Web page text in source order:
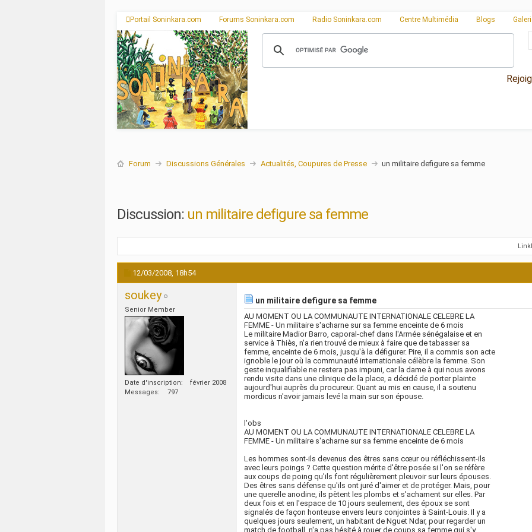
Portail Soninkara.com Forums Soninkara.com Radio Soninkara.com Centre Multimédia Blogs
Forum Discussions Générales Actualités, Coupures de Presse un militaire defigure sa femme
Discussion: un militaire defigure sa femme
12/03/2008, 18h54
soukey
Senior Member
Date d'inscription
février 2008
Messages
797
un militaire defigure sa femme
AU MOMENT OU LA COMMUNAUTE INTERNATIONALE CELEBRE LA
FEMME - Un militaire s'acharne sur sa femme enceinte de 6 mois
Le militaire Madior Barro, caporal-chef dans l'Armée sénégalaise et en
service à Thiès, n'a rien trouvé de mieux à faire que de tabasser sa
femme, enceinte de 6 mois, jusqu'à la défigurer. Pire, il a commis son acte
ignoble le jour où la communauté internationale célèbre la femme. Son
geste inqualifiable ne restera pas impuni, car la dame à qui nous avons
rendu visite dans une clinique de la place, a décidé de porter plainte
aujourd'hui auprès du procureur. Quant au mis en cause, il a soutenu
mordicus n'avoir jamais levé la main sur son épouse.
l'obs
AU MOMENT OU LA COMMUNAUTE INTERNATIONALE CELEBRE LA
FEMME - Un militaire s'acharne sur sa femme enceinte de 6 mois
Les hommes sont-ils devenus des êtres sans cœur ou réfléchissent-ils
avec leurs poings ? Cette question mérite d'être posée si l'on se réfère
aux coups de poing qu'ils font régulièrement pleuvoir sur leurs épouses.
Des êtres sans défense qu'ils ont juré d'aimer et de protéger. Mais, pour
une querelle anodine, ils pètent les plombs et s'acharnent sur elles. Par
deux fois et en l'espace de 10 jours seulement, des époux se sont
signalés de façon honteuse envers leurs conjointes à Saint-Louis. Il y a
quelques jours seulement, un habitant de Nguet Ndar, pour regarder un
match de football, n'a pas hésité à rouer de coups sa femme qui s'y